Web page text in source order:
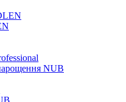
NUB